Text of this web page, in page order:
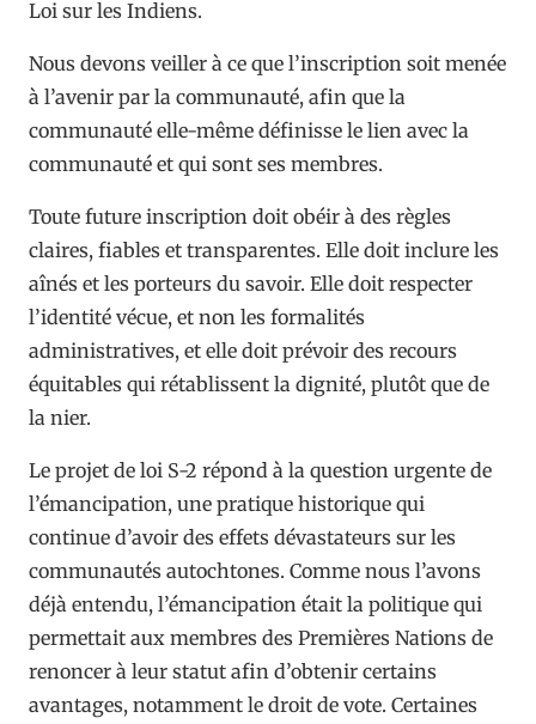
Loi sur les Indiens.
Nous devons veiller à ce que l’inscription soit menée
à l’avenir par la communauté, afin que la
communauté elle-même définisse le lien avec la
communauté et qui sont ses membres.
Toute future inscription doit obéir à des règles
claires, fiables et transparentes. Elle doit inclure les
aînés et les porteurs du savoir. Elle doit respecter
l’identité vécue, et non les formalités
administratives, et elle doit prévoir des recours
équitables qui rétablissent la dignité, plutôt que de
la nier.
Le projet de loi S-2 répond à la question urgente de
l’émancipation, une pratique historique qui
continue d’avoir des effets dévastateurs sur les
communautés autochtones. Comme nous l’avons
déjà entendu, l’émancipation était la politique qui
permettait aux membres des Premières Nations de
renoncer à leur statut afin d’obtenir certains
avantages, notamment le droit de vote. Certaines